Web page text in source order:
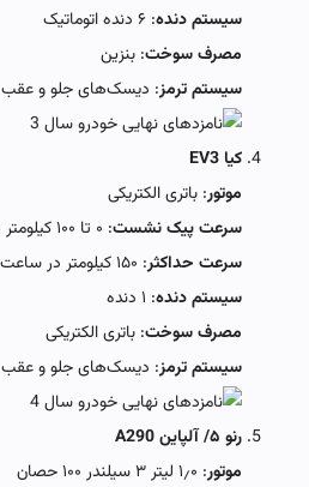
سیستم دنده: ۶ دنده اتوماتیک
مصرف سوخت: بنزین
سیستم ترمز: دیسک‌های جلو و عقب
کیا EV3
موتور: باتری الکتریکی
سرعت پیک نشست: ۰ تا ۱۰۰ کیلومتر در ۷٫۹ ثانیه
سرعت حداکثر: ۱۵۰ کیلومتر در ساعت
سیستم دنده: ۱ دنده
مصرف سوخت: باتری الکتریکی
سیستم ترمز: دیسک‌های جلو و عقب
رنو ۵/ آلپاین A290
موتور: ۱٫۰ لیتر ۳ سیلندر ۱۰۰ حصان